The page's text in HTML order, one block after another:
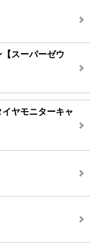
スーパーゼウ
ヤモニターキャ